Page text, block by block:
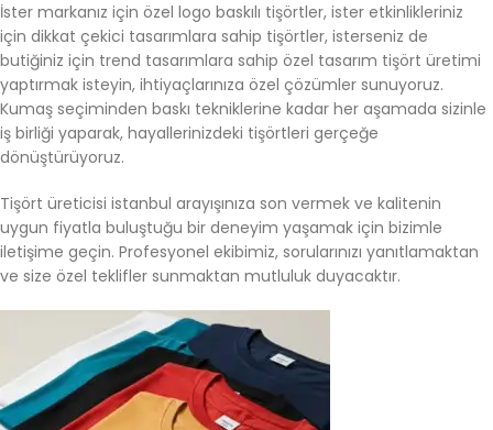
İster markanız için özel logo baskılı tişörtler, ister etkinlikleriniz
için dikkat çekici tasarımlara sahip tişörtler, isterseniz de
butiğiniz için trend tasarımlara sahip özel tasarım tişört üretimi
yaptırmak isteyin, ihtiyaçlarınıza özel çözümler sunuyoruz.
Kumaş seçiminden baskı tekniklerine kadar her aşamada sizinle
iş birliği yaparak, hayallerinizdeki tişörtleri gerçeğe
dönüştürüyoruz.
Tişört üreticisi istanbul arayışınıza son vermek ve kalitenin
uygun fiyatla buluştuğu bir deneyim yaşamak için bizimle
iletişime geçin. Profesyonel ekibimiz, sorularınızı yanıtlamaktan
ve size özel teklifler sunmaktan mutluluk duyacaktır.